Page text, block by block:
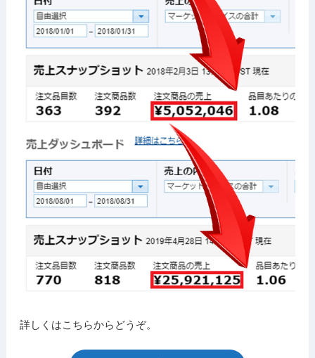
詳しくはこちらからどうぞ。